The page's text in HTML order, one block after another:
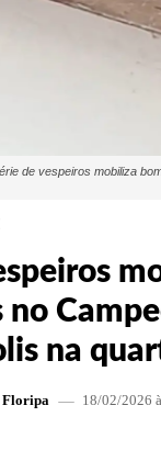
de vespeiros mobiliza
na
Floripa 18/02/2026